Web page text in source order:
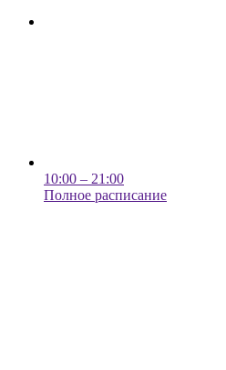
10:00 – 21:00
Полное расписание